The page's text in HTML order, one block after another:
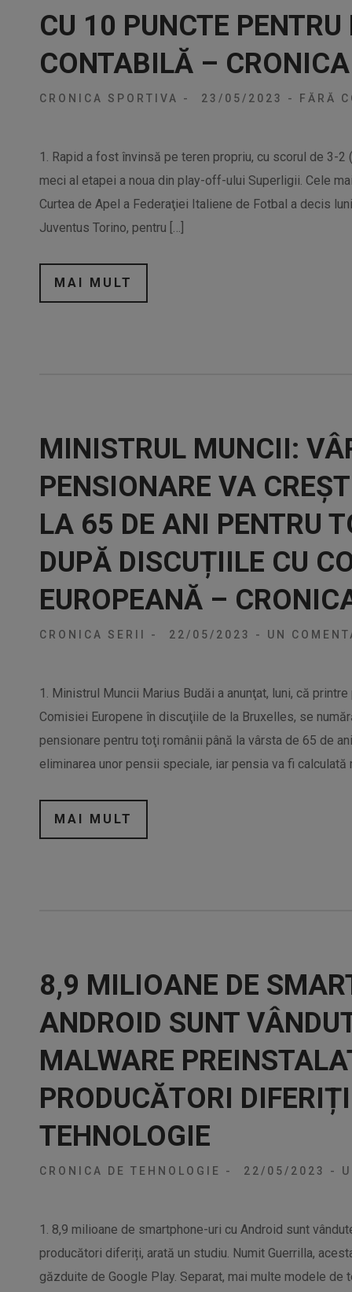
CU 10 PUNCTE PENTRU
CONTABILĂ –
CRONICA SPORTIVA - 23/05/2023 - FĂRĂ
1. Rapid a fost învinsă pe teren propriu, cu scorul de 3-
meci al etapei a noua din play-off-ului Superligii. Cele
Curtea de Apel a Federaţiei Italiene de Fotbal a decis
Juventus Torino, pentru […]
MAI MULT
MINISTRUL MUNCII:
PENSIONARE VA
LA 65 DE ANI PENTRU
DUPĂ DISCUȚIILE CU
EUROPEANĂ –
CRONICA SERII - 22/05/2023 - UN
1. Ministrul Muncii Marius Budăi a anunţat, luni, că
Comisiei Europene în discuţiile de la Bruxelles, se
pensionare pentru toţi românii până la vârsta de 65 de
eliminarea unor pensii speciale, iar pensia va fi calculată
MAI MULT
8,9 MILIOANE DE
ANDROID SUNT
MALWARE
PRODUCĂTORI
TEHNOLOGIE
CRONICA DE TEHNOLOGIE - 22/05/2023 -
1. 8,9 milioane de smartphone-uri cu Android sunt
producători diferiți, arată un studiu. Numit Guerrilla,
găzduite de Google Play. Separat, mai multe modele